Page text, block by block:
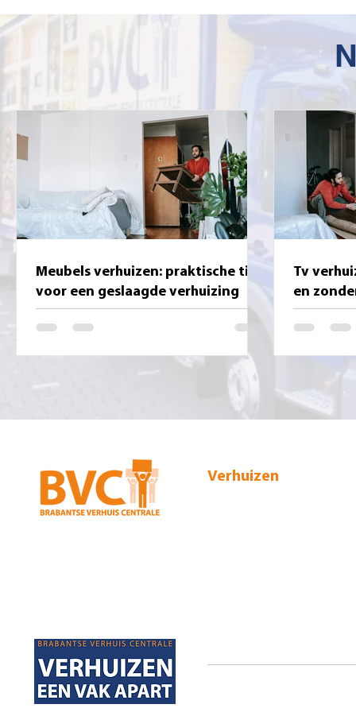
Meubels verhuizen: praktische tips
voor een geslaagde verhuizing
Tv
en
Verhuizen